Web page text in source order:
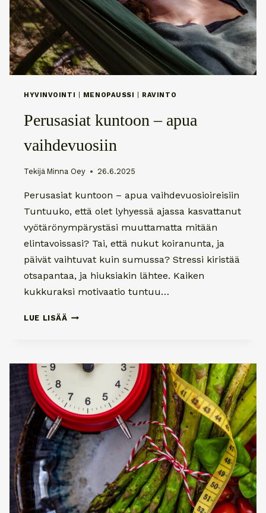
HYVINVOINTI MENOPAUSSI RAVINTO
Perusasiat kuntoon – apua
vaihdevuosiin
Tekijä Minna Oey 26.6.2025
Perusasiat kuntoon – apua vaihdevuosioireisiin
Tuntuuko, että olet lyhyessä ajassa kasvattanut
vyötärönympärystäsi muuttamatta mitään
elintavoissasi? Tai, että nukut koiranunta, ja
päivät vaihtuvat kuin sumussa? Stressi kiristää
otsapantaa, ja hiuksiakin lähtee. Kaiken
kukkuraksi motivaatio tuntuu…
LUE LISÄÄ PERUSASIAT
VAIHDEVUOSIIN